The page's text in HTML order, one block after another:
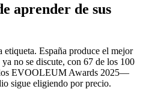
aprender de sus
España produce el mejor
no se discute, con 67 de los 100
EVOOLEUM Awards 2025—
sigue eligiendo por precio.